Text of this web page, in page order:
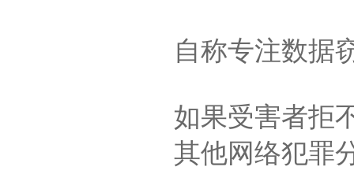
自称专注数据
如果受害者拒
其他网络犯罪